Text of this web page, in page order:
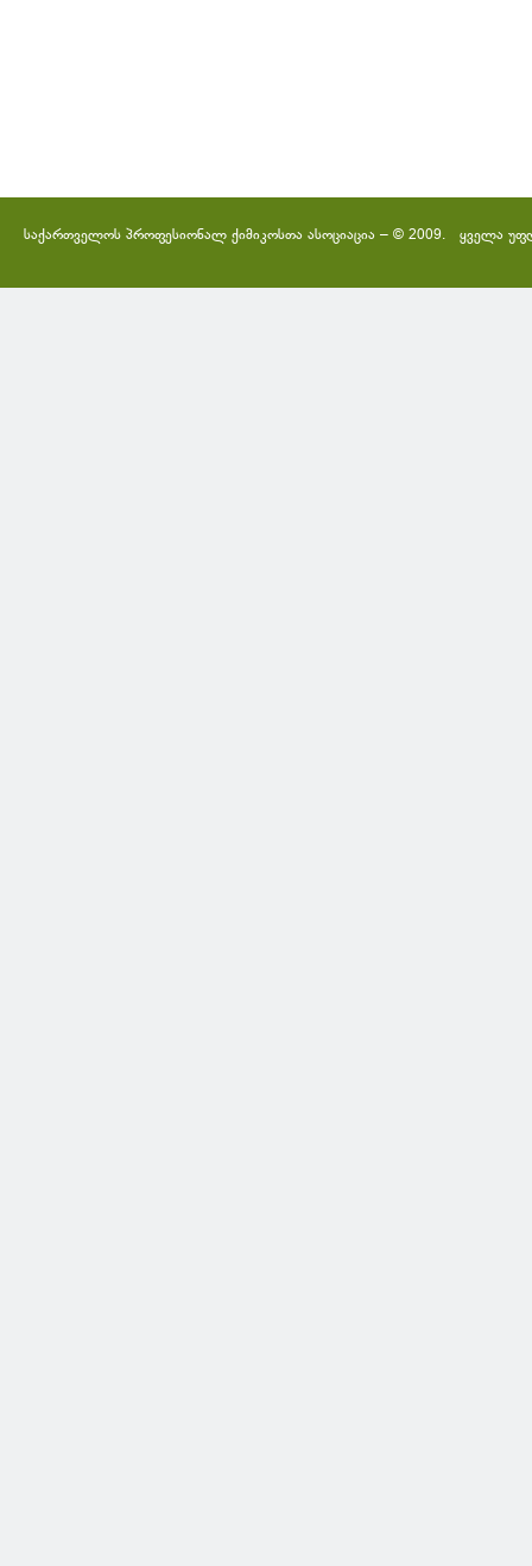
საქართველოს პროფესიონალ ქიმიკოსთა ასოციაცია – © 2009. ყველა